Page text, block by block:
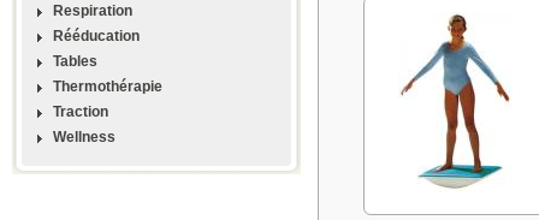
Respiration
Rééducation
Tables
Thermothérapie
Traction
Wellness